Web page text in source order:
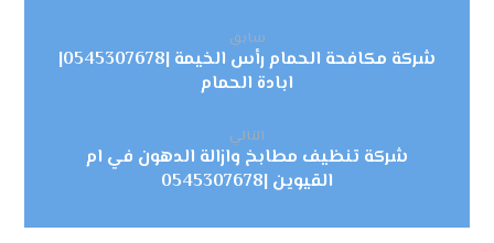
سابق
شركة مكافحة الحمام رأس الخيمة |0545307678|
ابادة الحمام
التالي
شركة تنظيف مطابخ وازالة الدهون في ام
القيوين |0545307678